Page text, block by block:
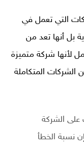
التي تعمل في
بل أنها تعد من
لأنها شركة متميزة
المتكاملة
على الشركة
نسبة الخطأ